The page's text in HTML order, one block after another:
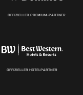
OFFIZIELLER PREMIUM-PARTNER
OFFIZIELLER HOTELPARTNER